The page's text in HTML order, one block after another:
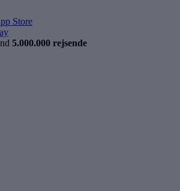
5.000.000 rejsende